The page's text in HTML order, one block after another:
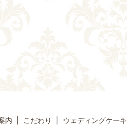
内 こだわり ウェディングケーキ